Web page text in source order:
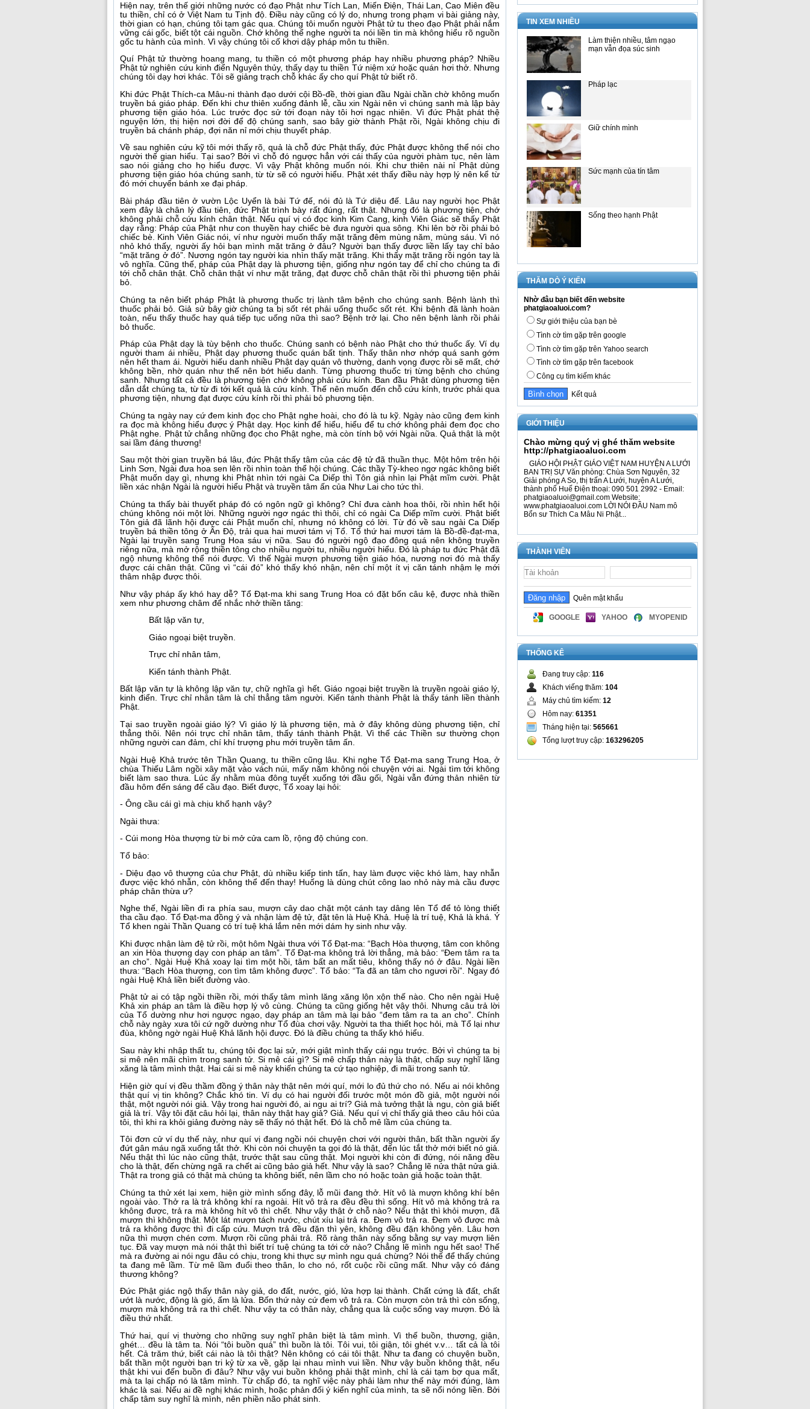
Hiện nay, trên thế giới những nước có đạo Phật như Tích Lan, Miến Điện, Thái Lan, Cao Miên đều
tu thiền, chỉ có ở Việt Nam tu Tịnh độ. Điều này cũng có lý do, nhưng trong phạm vi bài giảng này,
thời gian có hạn, chúng tôi tạm gác qua. Chúng tôi muốn người Phật tử tu theo đạo Phật phải nắm
vững cái gốc, biết tột cái nguồn. Chớ không thể nghe người ta nói liền tin mà không hiểu rõ nguồn
gốc tu hành của mình. Vì vậy chúng tôi cố khơi dậy pháp môn tu thiền.
Quí Phật tử thường hoang mang, tu thiền có một phương pháp hay nhiều phương pháp? Nhiều
Phật tử nghiên cứu kinh điển Nguyên thủy, thấy dạy tu thiền Tứ niệm xứ hoặc quán hơi thở. Nhưng
chúng tôi dạy hơi khác. Tôi sẽ giảng trạch chỗ khác ấy cho quí Phật tử biết rõ.
Khi đức Phật Thích-ca Mâu-ni thành đạo dưới cội Bồ-đề, thời gian đầu Ngài chần chờ không muốn
truyền bá giáo pháp. Đến khi chư thiên xuống đảnh lễ, cầu xin Ngài nên vì chúng sanh mà lập bày
phương tiện giáo hóa. Lúc trước đọc sử tới đoạn này tôi hơi ngạc nhiên. Vì đức Phật phát thệ
nguyện lớn, thị hiện nơi đời để độ chúng sanh, sao bây giờ thành Phật rồi, Ngài không chịu đi
truyền bá chánh pháp, đợi năn nỉ mới chịu thuyết pháp.
Về sau nghiên cứu kỹ tôi mới thấy rõ, quả là chỗ đức Phật thấy, đức Phật được không thể nói cho
người thế gian hiểu. Tại sao? Bởi vì chỗ đó ngược hẳn với cái thấy của người phàm tục, nên làm
sao nói giảng cho họ hiểu được. Vì vậy Phật không muốn nói. Khi chư thiên nài nỉ Phật dùng
phương tiện giáo hóa chúng sanh, từ từ sẽ có người hiểu. Phật xét thấy điều này hợp lý nên kể từ
đó mới chuyển bánh xe đại pháp.
Bài pháp đầu tiên ở vườn Lộc Uyển là bài Tứ đế, nói đủ là Tứ diệu đế. Lâu nay người học Phật
xem đây là chân lý đầu tiên, đức Phật trình bày rất đúng, rất thật. Nhưng đó là phương tiện, chớ
không phải chỗ cứu kính chân thật. Nếu quí vị có đọc kinh Kim Cang, kinh Viên Giác sẽ thấy Phật
dạy rằng: Pháp của Phật như con thuyền hay chiếc bè đưa người qua sông. Khi lên bờ rồi phải bỏ
chiếc bè. Kinh Viên Giác nói, ví như người muốn thấy mặt trăng đêm mùng năm, mùng sáu. Vì nó
nhỏ khó thấy, người ấy hỏi bạn mình mặt trăng ở đâu? Người bạn thấy được liền lấy tay chỉ bảo
“mặt trăng ở đó”. Nương ngón tay người kia nhìn thấy mặt trăng. Khi thấy mặt trăng rồi ngón tay là
vô nghĩa. Cũng thế, pháp của Phật dạy là phương tiện, giống như ngón tay để chỉ cho chúng ta đi
tới chỗ chân thật. Chỗ chân thật ví như mặt trăng, đạt được chỗ chân thật rồi thì phương tiện phải
bỏ.
Chúng ta nên biết pháp Phật là phương thuốc trị lành tâm bệnh cho chúng sanh. Bệnh lành thì
thuốc phải bỏ. Giả sử bây giờ chúng ta bị sốt rét phải uống thuốc sốt rét. Khi bệnh đã lành hoàn
toàn, nếu thấy thuốc hay quá tiếp tục uống nữa thì sao? Bệnh trở lại. Cho nên bệnh lành rồi phải
bỏ thuốc.
Pháp của Phật dạy là tùy bệnh cho thuốc. Chúng sanh có bệnh nào Phật cho thứ thuốc ấy. Ví dụ
người tham ái nhiều, Phật dạy phương thuốc quán bất tịnh. Thấy thân nhơ nhớp quá sanh gớm
nên hết tham ái. Người hiếu danh nhiều Phật dạy quán vô thường, danh vọng được rồi sẽ mất, chớ
không bền, nhờ quán như thế nên bớt hiếu danh. Từng phương thuốc trị từng bệnh cho chúng
sanh. Nhưng tất cả đều là phương tiện chớ không phải cứu kính. Ban đầu Phật dùng phương tiện
dẫn dắt chúng ta, từ từ đi tới kết quả là cứu kính. Thế nên muốn đến chỗ cứu kính, trước phải qua
phương tiện, nhưng đạt được cứu kính rồi thì phải bỏ phương tiện.
Chúng ta ngày nay cứ đem kinh đọc cho Phật nghe hoài, cho đó là tu kỹ. Ngày nào cũng đem kinh
ra đọc mà không hiểu được ý Phật dạy. Học kinh để hiểu, hiểu để tu chớ không phải đem đọc cho
Phật nghe. Phật tử chẳng những đọc cho Phật nghe, mà còn tính bộ với Ngài nữa. Quả thật là một
sai lầm đáng thương!
Sau một thời gian truyền bá lâu, đức Phật thấy tâm của các đệ tử đã thuần thục. Một hôm trên hội
Linh Sơn, Ngài đưa hoa sen lên rồi nhìn toàn thể hội chúng. Các thầy Tỳ-kheo ngơ ngác không biết
Phật muốn dạy gì, nhưng khi Phật nhìn tới ngài Ca Diếp thì Tôn giả nhìn lại Phật mĩm cười. Phật
liền xác nhận Ngài là người hiểu Phật và truyền tâm ấn của Như Lai cho tức thì.
Chúng ta thấy bài thuyết pháp đó có ngôn ngữ gì không? Chỉ đưa cành hoa thôi, rồi nhìn hết hội
chúng không nói một lời. Những người ngơ ngác thì thôi, chỉ có ngài Ca Diếp mĩm cười. Phật biết
Tôn giả đã lãnh hội được cái Phật muốn chỉ, nhưng nó không có lời. Từ đó về sau ngài Ca Diếp
truyền bá thiền tông ở Ấn Độ, trải qua hai mươi tám vị Tổ. Tổ thứ hai mươi tám là Bồ-đề-đạt-ma,
Ngài lại truyền sang Trung Hoa sáu vị nữa. Sau đó người ngộ đạo đông quá nên không truyền
riêng nữa, mà mở rộng thiền tông cho nhiều người tu, nhiều người hiểu. Đó là pháp tu đức Phật đã
ngộ nhưng không thể nói được. Vì thế Ngài mượn phương tiện giáo hóa, nương nơi đó mà thấy
được cái chân thật. Cũng vì “cái đó” khó thấy khó nhận, nên chỉ một ít vị căn tánh nhậm lẹ mới
thâm nhập được thôi.
Như vậy pháp ấy khó hay dễ? Tổ Đạt-ma khi sang Trung Hoa có đặt bốn câu kệ, được nhà thiền
xem như phương châm để nhắc nhở thiền tăng:
Bất lập văn tự,
Giáo ngoại biệt truyền.
Trực chỉ nhân tâm,
Kiến tánh thành Phật.
Bất lập văn tự là không lập văn tự, chữ nghĩa gì hết. Giáo ngoại biệt truyền là truyền ngoài giáo lý,
kinh điển. Trực chỉ nhân tâm là chỉ thẳng tâm người. Kiến tánh thành Phật là thấy tánh liền thành
Phật.
Tại sao truyền ngoài giáo lý? Vì giáo lý là phương tiện, mà ở đây không dùng phương tiện, chỉ
thẳng thôi. Nên nói trực chỉ nhân tâm, thấy tánh thành Phật. Vì thế các Thiền sư thường chọn
những người can đảm, chí khí trượng phu mới truyền tâm ấn.
Ngài Huệ Khả trước tên Thần Quang, tu thiền cũng lâu. Khi nghe Tổ Đạt-ma sang Trung Hoa, ở
chùa Thiếu Lâm ngồi xây mặt vào vách núi, mấy năm không nói chuyện với ai. Ngài tìm tới không
biết làm sao thưa. Lúc ấy nhằm mùa đông tuyết xuống tới đầu gối, Ngài vẫn đứng thản nhiên từ
đầu hôm đến sáng để cầu đạo. Biết được, Tổ xoay lại hỏi:
- Ông cầu cái gì mà chịu khổ hạnh vậy?
Ngài thưa:
- Cúi mong Hòa thượng từ bi mở cửa cam lồ, rộng độ chúng con.
Tổ bảo:
- Diệu đạo vô thượng của chư Phật, dù nhiều kiếp tinh tấn, hay làm được việc khó làm, hay nhẫn
được việc khó nhẫn, còn không thể đến thay! Huống là dùng chút công lao nhỏ này mà cầu được
pháp chân thừa ư?
Nghe thế, Ngài liền đi ra phía sau, mượn cây dao chặt một cánh tay dâng lên Tổ để tỏ lòng thiết
tha cầu đạo. Tổ Đạt-ma đồng ý và nhận làm đệ tử, đặt tên là Huệ Khả. Huệ là trí tuệ, Khả là khá. Ý
Tổ khen ngài Thần Quang có trí tuệ khá lắm nên mới dám hy sinh như vậy.
Khi được nhận làm đệ tử rồi, một hôm Ngài thưa với Tổ Đạt-ma: “Bạch Hòa thượng, tâm con không
an xin Hòa thượng dạy con pháp an tâm”. Tổ Đạt-ma không trả lời thẳng, mà bảo: “Đem tâm ra ta
an cho”. Ngài Huệ Khả xoay lại tìm một hồi, tâm bất an mất tiêu, không thấy nó ở đâu. Ngài liền
thưa: “Bạch Hòa thượng, con tìm tâm không được”. Tổ bảo: “Ta đã an tâm cho ngươi rồi”. Ngay đó
ngài Huệ Khả liền biết đường vào.
Phật tử ai có tập ngồi thiền rồi, mới thấy tâm mình lăng xăng lộn xộn thế nào. Cho nên ngài Huệ
Khả xin pháp an tâm là điều hợp lý vô cùng. Chúng ta cũng giống hệt vậy thôi. Nhưng câu trả lời
của Tổ dường như hơi ngược ngạo, dạy pháp an tâm mà lại bảo “đem tâm ra ta an cho”. Chính
chỗ này ngày xưa tôi cứ ngỡ dường như Tổ đùa chơi vậy. Người ta tha thiết học hỏi, mà Tổ lại như
đùa, không ngờ ngài Huệ Khả lãnh hội được. Đó là điều chúng ta thấy khó hiểu.
Sau này khi nhập thất tu, chúng tôi đọc lại sử, mới giật mình thấy cái ngu trước. Bởi vì chúng ta bị
si mê nên mãi chìm trong sanh tử. Si mê cái gì? Si mê chấp thân này là thật, chấp suy nghĩ lăng
xăng là tâm mình thật. Hai cái si mê này khiến chúng ta cứ tạo nghiệp, đi mãi trong sanh tử.
Hiện giờ quí vị đều thầm đồng ý thân này thật nên mới quí, mới lo đủ thứ cho nó. Nếu ai nói không
thật quí vị tin không? Chắc khó tin. Ví dụ có hai người đối trước một món đồ giả, một người nói
thật, một người nói giả. Vậy trong hai người đó, ai ngu ai trí? Giả mà tưởng thật là ngu, còn giả biết
giả là trí. Vậy tôi đặt câu hỏi lại, thân này thật hay giả? Giả. Nếu quí vị chỉ thấy giả theo câu hỏi của
tôi, thì khi ra khỏi giảng đường này sẽ thấy nó thật hết. Đó là chỗ mê lầm của chúng ta.
Tôi đơn cử ví dụ thế này, như quí vị đang ngồi nói chuyện chơi với người thân, bất thần người ấy
đứt gân máu ngã xuống tắt thở. Khi còn nói chuyện ta gọi đó là thật, đến lúc tắt thở mới biết nó giả.
Nếu thật thì lúc nào cũng thật, trước thật sau cũng thật. Mọi người khi còn đi đứng, nói năng đều
cho là thật, đến chừng ngã ra chết ai cũng bảo giả hết. Như vậy là sao? Chẳng lẽ nửa thật nửa giả.
Thật ra trong giả có thật mà chúng ta không biết, nên lầm cho nó hoặc toàn giả hoặc toàn thật.
Chúng ta thử xét lại xem, hiện giờ mình sống đây, lỗ mũi đang thở. Hít vô là mượn không khí bên
ngoài vào. Thở ra là trả không khí ra ngoài. Hít vô trả ra đều đều thì sống. Hít vô mà không trả ra
không được, trả ra mà không hít vô thì chết. Như vậy thật ở chỗ nào? Nếu thật thì khỏi mượn, đã
mượn thì không thật. Một lát mượn tách nước, chút xíu lại trả ra. Đem vô trả ra. Đem vô được mà
trả ra không được thì đi cấp cứu. Mượn trả đều đặn thì yên, không đều đặn không yên. Lâu hơn
nữa thì mượn chén cơm. Mượn rồi cũng phải trả. Rõ ràng thân này sống bằng sự vay mượn liên
tục. Đã vay mượn mà nói thật thì biết trí tuệ chúng ta tới cở nào? Chẳng lẽ mình ngu hết sao! Thế
mà ra đường ai nói ngu đâu có chịu, trong khi thực sự mình ngu quá chừng? Nói thế để thấy chúng
ta đang mê lầm. Từ mê lầm đuổi theo thân, lo cho nó, rốt cuộc rồi cũng mất. Như vậy có đáng
thương không?
Đức Phật giác ngộ thấy thân này giả, do đất, nước, gió, lửa hợp lại thành. Chất cứng là đất, chất
ướt là nước, động là gió, ấm là lửa. Bốn thứ này cứ đem vô trả ra. Còn mượn còn trả thì còn sống,
mượn mà không trả ra thì chết. Như vậy ta có thân này, chẳng qua là cuộc sống vay mượn. Đó là
điều thứ nhất.
Thứ hai, quí vị thường cho những suy nghĩ phân biệt là tâm mình. Vì thế buồn, thương, giận,
ghét… đều là tâm ta. Nói “tôi buồn quá” thì buồn là tôi. Tôi vui, tôi giận, tôi ghét v.v… tất cả là tôi
hết. Cả trăm thứ, biết cái nào là tôi thật? Nên không có cái tôi thật. Như ta đang có chuyện buồn,
bất thần một người bạn tri kỷ từ xa về, gặp lại nhau mình vui liền. Như vậy buồn không thật, nếu
thật khi vui đến buồn đi đâu? Như vậy vui buồn không phải thật mình, chỉ là cái tạm bợ qua mất,
mà ta lại chấp nó là tâm mình. Từ chấp đó, ta nghĩ việc này phải làm như thế này mới đúng, làm
khác là sai. Nếu ai đề nghị khác mình, hoặc phản đối ý kiến nghĩ của mình, ta sẽ nổi nóng liền. Bởi
chấp tâm suy nghĩ là mình, nên phiền não phát sinh.
TIN XEM NHIỀU
Làm thiện nhiều, tâm ngạo
mạn vẫn đọa súc sinh
Pháp lạc
Giữ chính mình
Sức mạnh của tín tâm
Sống theo hạnh Phật
THĂM DÒ Ý KIẾN
Nhờ đâu bạn biết đến website
phatgiaoaluoi.com?
Sự giới thiệu của bạn bè
Tình cờ tìm gặp trên google
Tình cờ tìm gặp trên Yahoo search
Tình cờ tìm gặp trên facebook
Công cụ tìm kiếm khác
Kết quả
GIỚI THIỆU
Chào mừng quý vị ghé thăm website
http://phatgiaoaluoi.com
GIÁO HỘI PHẬT GIÁO VIỆT NAM HUYỆN A LƯỚI
BAN TRỊ SỰ Văn phòng: Chùa Sơn Nguyên, 32
Giải phóng A So, thị trấn A Lưới, huyện A Lưới,
thành phố Huế Điện thoại: 090 501 2992 - Email:
phatgiaoaluoi@gmail.com Website:
www.phatgiaoaluoi.com LỜI NÓI ĐẦU Nam mô
Bổn sư Thích Ca Mâu Ni Phật...
THÀNH VIÊN
Quên mật khẩu
GOOGLE YAHOO MYOPENID
THỐNG KÊ
Đang truy cập: 116
Khách viếng thăm: 104
Máy chủ tìm kiếm: 12
Hôm nay: 61351
Tháng hiện tại: 565661
Tổng lượt truy cập: 163296205